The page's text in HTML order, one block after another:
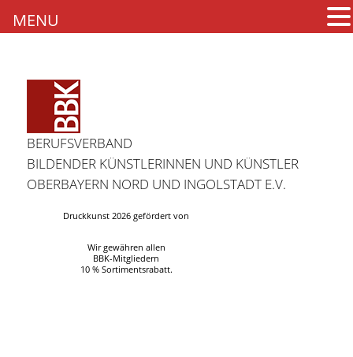
BERUFSVERBAND
BILDENDER KÜNSTLERINNEN UND KÜNSTLER
OBERBAYERN NORD UND INGOLSTADT E.V.
Druckkunst 2026 gefördert von
Wir gewähren allen
BBK-Mitgliedern
10 % Sortimentsrabatt.
MENU